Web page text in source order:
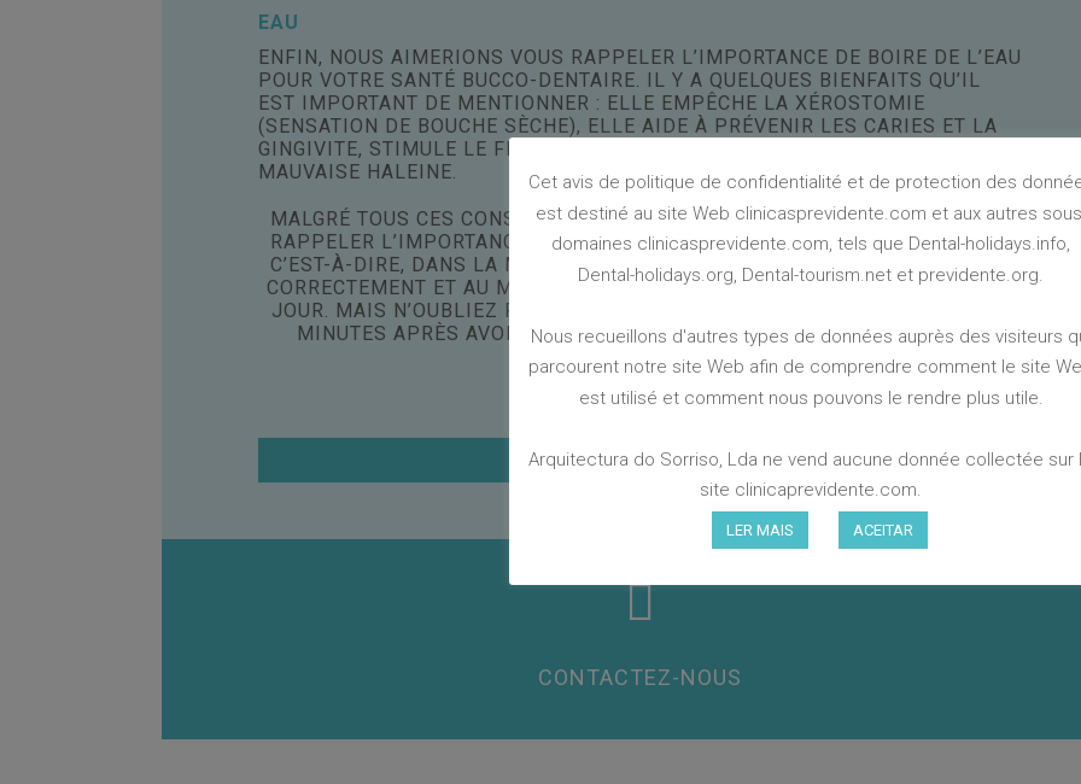
EAU
ENFIN, NOUS AIMERIONS VOUS RAPPELER L’IMPORTANCE DE BOIRE DE L’EAU
POUR VOTRE SANTÉ BUCCO-DENTAIRE. IL Y A QUELQUES BIENFAITS QU’IL
EST IMPORTANT DE MENTIONNER : ELLE EMPÊCHE LA XÉROSTOMIE
(SENSATION DE BOUCHE SÈCHE), ELLE AIDE À PRÉVENIR LES CARIES ET LA
GINGIVITE, STIMULE LE FLUX DE SALIVE ET AIDE À LUTTER CONTRE LA
MAUVAISE HALEINE.
MALGRÉ TOUS CES CONSEILS SUR L’ALIMENTATION, NOUS TENONS À VOUS
RAPPELER L’IMPORTANCE D’AVOIR UNE BONNE HYGIÈNE BUCCO-DENTAIRE,
C’EST-À-DIRE, DANS LA MESURE DU POSSIBLE, DE SE BROSSER LES DENTS
CORRECTEMENT ET AU MOINS DE PASSER LA SOIE DENTAIRE UNE FOIS PAR
JOUR. MAIS N’OUBLIEZ PAS QUE VOUS DEVEZ ATTENDRE ENVIRON TRENTE
MINUTES APRÈS AVOIR FINI DE MANGER POUR FAIRE VOTRE HYGIÈNE
BUCCO-DENTAIRE.
RETOUR À LE BLOG

CONTACTEZ-NOUS
Cet avis de politique de confidentialité et de protection des
est destiné au site Web clinicasprevidente.com et aux autres
domaines clinicasprevidente.com, tels que Dental-holidays.info,
Dental-holidays.org, Dental-tourism.net et previdente.org.
Nous recueillons d'autres types de données auprès des visiteurs
parcourent notre site Web afin de comprendre comment le site
est utilisé et comment nous pouvons le rendre plus utile.
Arquitectura do Sorriso, Lda ne vend aucune donnée collectée sur
site clinicaprevidente.com.
LER MAIS ACEITAR